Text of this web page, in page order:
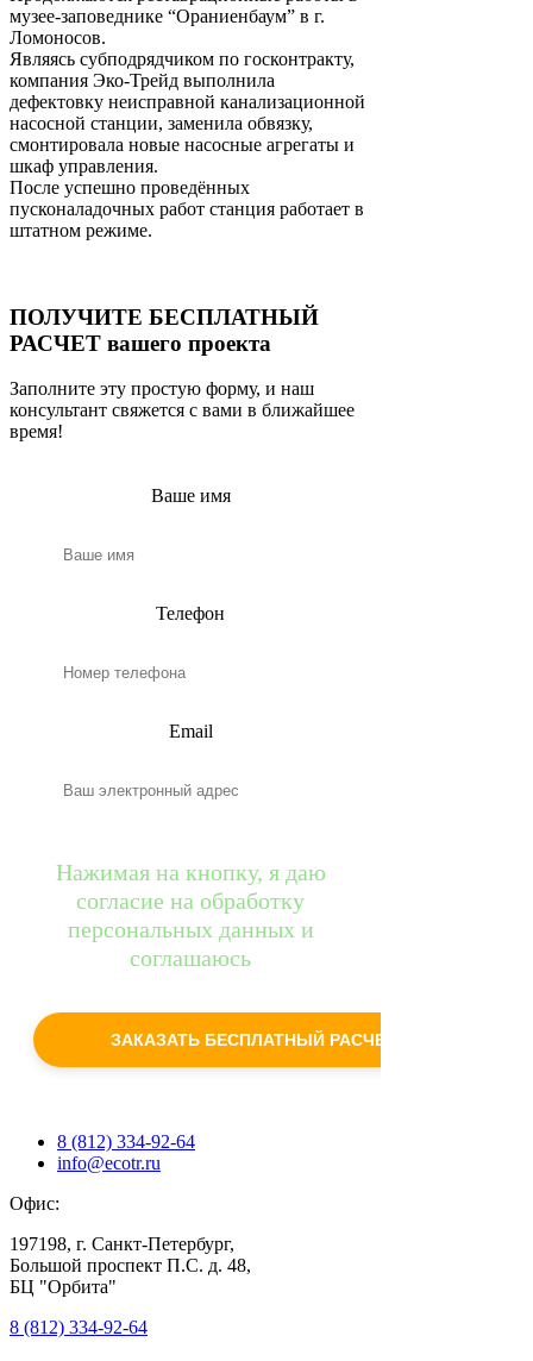
музее-заповеднике “Ораниенбаум” в г.
Ломоносов.
Являясь субподрядчиком по госконтракту,
компания Эко-Трейд выполнила
дефектовку неисправной канализационной
насосной станции, заменила обвязку,
смонтировала новые насосные агрегаты и
шкаф управления.
После успешно проведённых
пусконаладочных работ станция работает в
штатном режиме.
ПОЛУЧИТЕ БЕСПЛАТНЫЙ
РАСЧЕТ вашего проекта
Заполните эту простую форму, и наш
консультант свяжется с вами в ближайшее
время!
Ваше имя
Телефон
Email
Нажимая на кнопку, я даю
согласие на обработку
персональных данных и
соглашаюсь
ЗАКАЗАТЬ БЕСПЛАТНЫЙ РАСЧЕТ
8 (812) 334-92-64
info@ecotr.ru
Офис:
197198, г. Санкт-Петербург,
Большой проспект П.С. д. 48,
БЦ "Орбита"
8 (812) 334-92-64